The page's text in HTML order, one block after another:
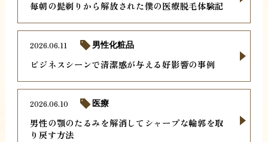
毎朝の髭剃りから解放された僕の医療脱毛体験記
ビジネスシーンで清潔感が与える好影響の事例
2026.06.11 男性化粧品
男性の顎のたるみを解消してシャープな輪郭を取
り戻す方法
2026.06.10 医療